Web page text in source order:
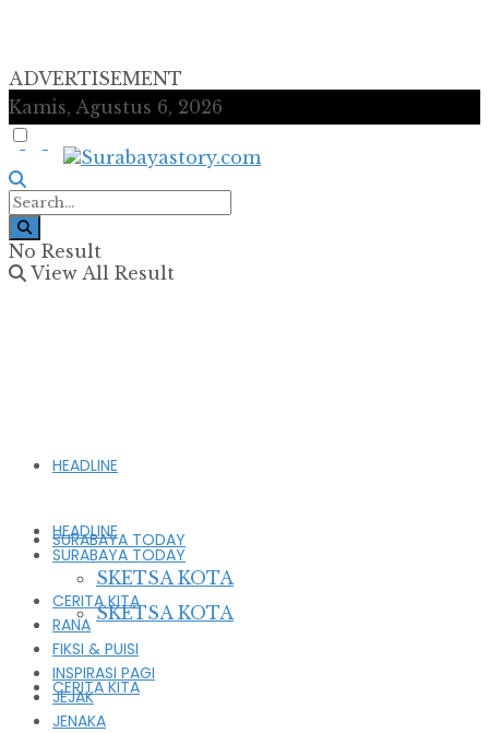
ADVERTISEMENT
Kamis, Agustus 6, 2026
No Result
View All Result
HEADLINE
SURABAYA TODAY
SKETSA KOTA
CERITA KITA
HEADLINE
SURABAYA TODAY
SKETSA KOTA
CERITA KITA
RANA
FIKSI & PUISI
INSPIRASI PAGI
JEJAK
JENAKA